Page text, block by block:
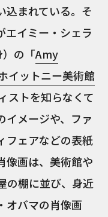
込まれている。そ
エイミー・シェラ
の「Amy
イットニー美術館
ストを知らなくて
イメージや、ファ
フェアなどの表紙
像画は、美術館や
の棚に並び、身近
オバマの肖像画